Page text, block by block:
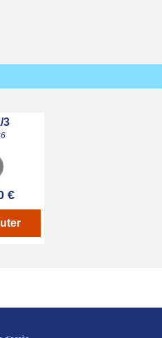
3
€